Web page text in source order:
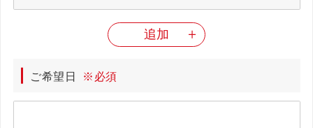
追加
ご希望日 ※必須